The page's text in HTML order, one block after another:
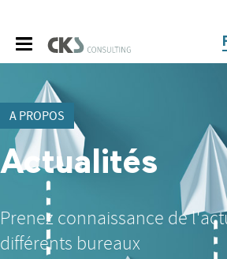
A PROPOS
Actualités
Prenez connaissance de
différents bureaux